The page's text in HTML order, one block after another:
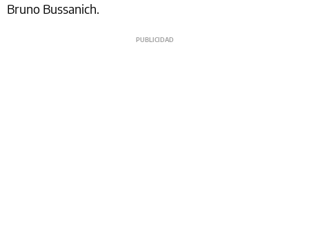
Bruno Bussanich.